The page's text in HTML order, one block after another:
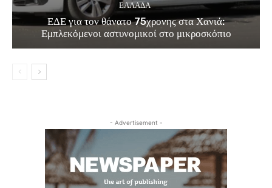
ΕΛΛΑΔΑ
ΕΔΕ για τον θάνατο 75χρονης στα Χανιά:
Εμπλεκόμενοι αστυνομικοί στο μικροσκόπιο
- Advertisement -